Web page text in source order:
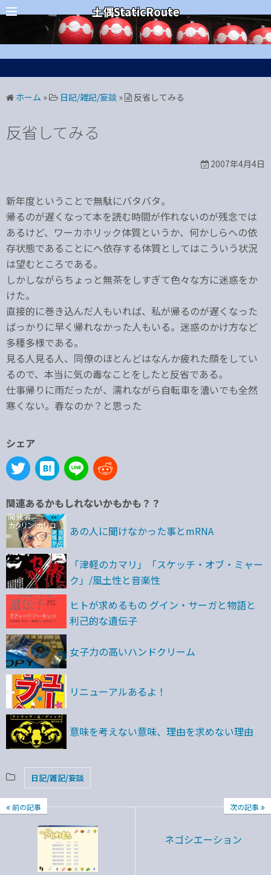
コ
ン
ス
ッ
土偶StaticRoute
カテゴリー
ホーム » 日記/雑記/妄談 » 反省してみる
反省してみる
2007年4月4日
新年度ということで無駄にバタバタ。
帰るのが遅くなって本を読む時間が作れないのが残念では
あるけど、ワーカホリック体質というか、何かしらへの依
存状態であることにへ依存する体質としてはこういう状況
は望むところである。
しかしながらちょっと無茶をしすぎて色々な方に迷惑をか
けた。
直接的に巻き込んだ人もいれば、私が帰るのが遅くなった
ばっかりに早く帰れなかった人もいる。迷惑のかけ方など
多種多様である。
見る人見る人、同僚のほとんどはなんか疲れた顔をしてい
るので、本当に気の毒なことをしたと反省である。
仕事帰りに雨だったが、濡れながら自転車を漕いでも全然
寒くない。春なのか？と思った
シェア
関連あるかもしれないかもかも？？
あの人に聞けなかった事とmRNA
「津軽のカマリ」「スケッチ・オブ・ミャー
ク」/風土性と音楽性
ヒトが求めるもの グイン・サーガと物語と
利己的な遺伝子
女子力の高いハンドクリーム
リニューアルあるよ！
意味を考えない意味、理由を求めない理由
日記/雑記/妄談
前の記事 次の記事
ネゴシエーション